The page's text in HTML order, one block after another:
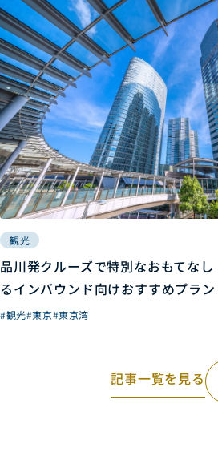
観光
品川発クルーズで特別なおもてな
るインバウンド向けおすすめプラン
#観光#東京#東京湾
記事一覧を見る